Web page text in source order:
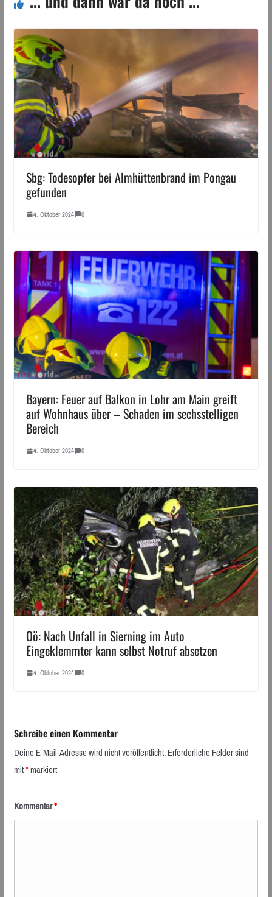
Sbg: Todesopfer bei Almhüttenbrand im Pongau
gefunden
4. Oktober 2024 0
Bayern: Feuer auf Balkon in Lohr am Main greift
auf Wohnhaus über – Schaden im sechsstelligen
Bereich
4. Oktober 2024 0
Oö: Nach Unfall in Sierning im Auto
Eingeklemmter kann selbst Notruf absetzen
4. Oktober 2024 0
Schreibe einen Kommentar
Deine E-Mail-Adresse wird nicht veröffentlicht.Erforderliche Felder sind
mit*markiert
Kommentar*